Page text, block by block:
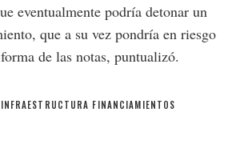
eventualmente podría detonar un
que a su vez pondría en riesgo
de las notas, puntualizó.
INFRAESTRUCTURA FINANCIAMIENTOS